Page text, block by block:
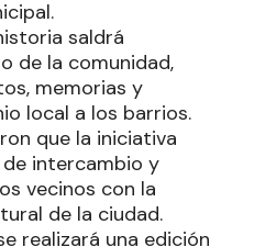
saldrá
de la comunidad,
memorias y
local a los barrios.
que la iniciativa
intercambio y
vecinos con la
de la ciudad.
realizará una edición